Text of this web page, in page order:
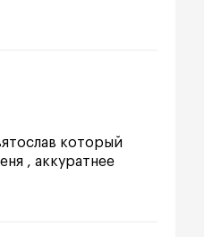
который
, аккуратнее